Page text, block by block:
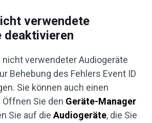
verwendete
deaktivieren
nicht verwendeter Audiogeräte
Behebung des Fehlers Event ID
Sie können auch einen
Sie den Geräte-Manager
Sie auf dieAudiogeräte, die Sie